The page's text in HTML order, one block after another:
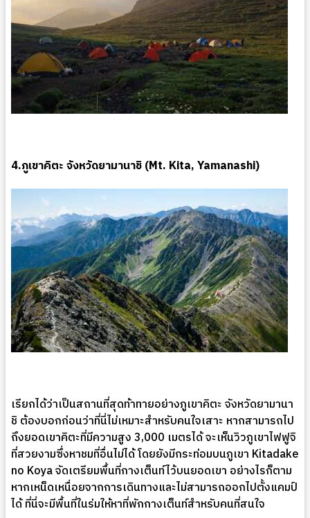
4.ภูเขาคิตะ จังหวัดยามานาชิ (Mt. Kita, Yamanashi)
เรียกได้ว่าเป็นสถานที่สุดท้าทายอย่างภูเขาคิตะ จังหวัดยามานา
ชิ ต้องบอกก่อนว่าที่นี่ไม่เหมาะสำหรับคนใจเสาะ หากสามารถไป
ถึงยอดเขาคิตะที่มีความสูง 3,000 เมตรได้ จะเห็นวิวภูเขาไฟฟูจิ
ที่สวยงามซึ่งหาชมที่อื่นไม่ได้ โดยยังมีกระท่อมบนภูเขา Kitadake
no Koya จัดเตรียมพื้นที่กางเต็นท์ไว้บนยอดเขา อย่างไรก็ตาม
หากเหน็ดเหนื่อยจากการเดินทางและไม่สามารถออกไปตั้งแคมป์
ได้ ที่นี่จะมีพื้นที่ในร่มให้หาที่พักกางเต็นท์สำหรับคนที่สนใจ